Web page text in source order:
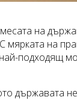
на
на
подходящ
държавата